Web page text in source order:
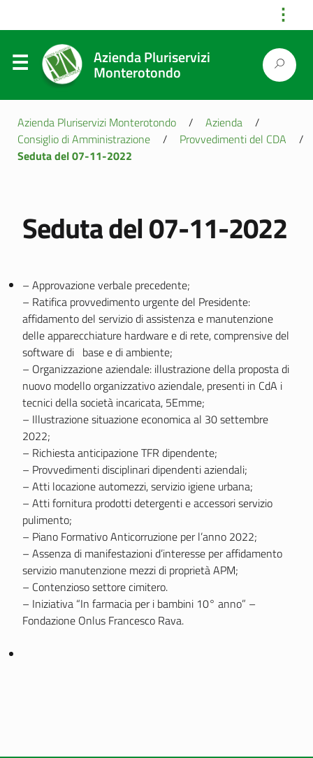
⋮
Azienda Pluriservizi
Monterotondo
Azienda Pluriservizi Monterotondo / Azienda
/
Consiglio di Amministrazione
/ Provvedimenti del CDA
/
Seduta del 07-11-2022
Seduta del 07-11-2022
– Approvazione verbale precedente;
– Ratifica provvedimento urgente del Presidente:
affidamento del servizio di assistenza e manutenzione
delle apparecchiature hardware e di rete, comprensive del
software di base e di ambiente;
– Organizzazione aziendale: illustrazione della proposta di
nuovo modello organizzativo aziendale, presenti in CdA i
tecnici della società incaricata, 5Emme;
– Illustrazione situazione economica al 30 settembre
2022;
– Richiesta anticipazione TFR dipendente;
– Provvedimenti disciplinari dipendenti aziendali;
– Atti locazione automezzi, servizio igiene urbana;
– Atti fornitura prodotti detergenti e accessori servizio
pulimento;
– Piano Formativo Anticorruzione per l’anno 2022;
– Assenza di manifestazioni d’interesse per affidamento
servizio manutenzione mezzi di proprietà APM;
– Contenzioso settore cimitero.
– Iniziativa “In farmacia per i bambini 10° anno” –
Fondazione Onlus Francesco Rava.